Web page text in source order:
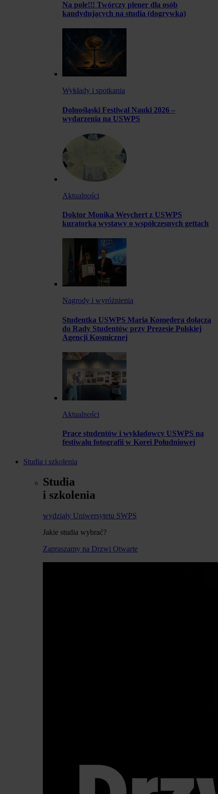
Na pole!!! Twórczy plener dla osób
kandydujących na studia (dogrywka)
Wykłady i spotkania
Dolnośląski Festiwal Nauki 2026 –
wydarzenia na USWPS
Aktualności
Doktor Monika Weychert z USWPS
kuratorką wystawy o współczesnych gettach
Nagrody i wyróżnienia
Studentka USWPS Maria Komędera dołącza
do Rady Studentów przy Prezesie Polskiej
Agencji Kosmicznej
Aktualności
Prace studentów i wykładowcy USWPS na
festiwalu fotografii w Korei Południowej
Studia i szkolenia
Studia
i szkolenia
wydziały Uniwersytetu SWPS
Jakie studia wybrać?
Zapraszamy na Drzwi Otwarte